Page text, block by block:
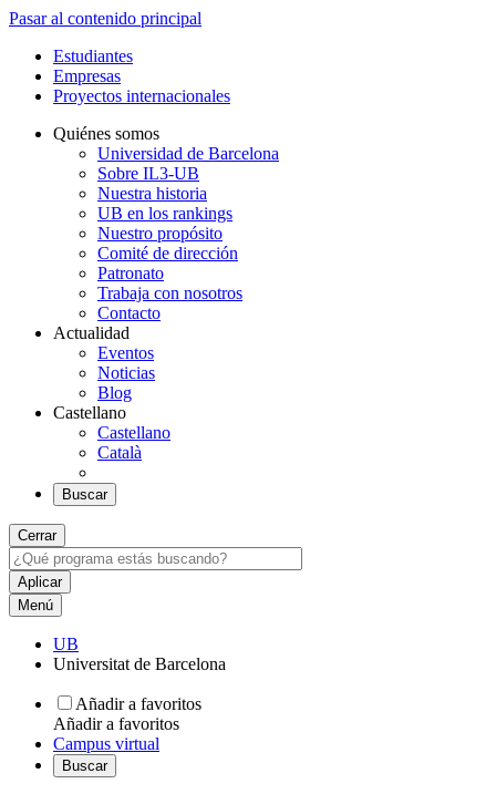
Pasar al contenido principal
Estudiantes
Empresas
Proyectos internacionales
Quiénes somos
Universidad de Barcelona
Sobre IL3-UB
Nuestra historia
UB en los rankings
Nuestro propósito
Comité de dirección
Patronato
Trabaja con nosotros
Contacto
Actualidad
Eventos
Noticias
Blog
Castellano
Castellano
Català
Buscar
Cerrar
Menú
UB
Universitat de Barcelona
Añadir a favoritos
Añadir a favoritos
Campus virtual
Buscar